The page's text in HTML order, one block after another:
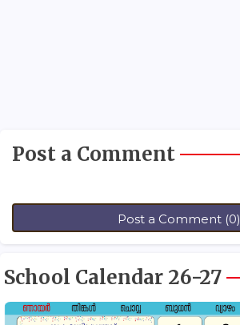
Post a Comment
Post a Comment (0)
School Calendar 26-27